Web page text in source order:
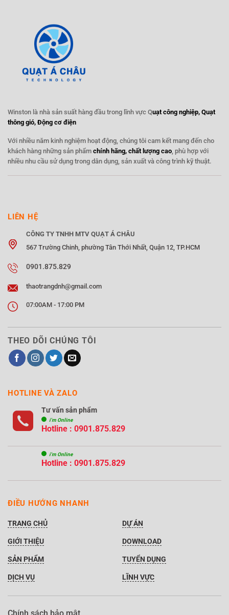
Winston là nhà sản suất hàng đầu trong lĩnh vực Quạt công nghiệp, Quạt
thông gió, Động cơ điện
Với nhiều năm kinh nghiệm hoạt động, chúng tôi cam kết mang đến cho
khách hàng những sản phẩm chính hãng, chất lượng cao, phù hợp với
nhiều nhu cầu sử dụng trong dân dụng, sản xuất và công trình kỹ thuật.
LIÊN HỆ
CÔNG TY TNHH MTV QUẠT Á CHÂU
567 Trường Chinh, phường Tân Thới Nhất, Quận 12, TP.HCM
0901.875.829
thaotrangdnh@gmail.com
07:00AM - 17:00 PM
THEO DÕI CHÚNG TÔI
HOTLINE VÀ ZALO
Tư vấn sản phẩm
i'm Online
Hotline : 0901.875.829
i'm Online
Hotline : 0901.875.829
ĐIỀU HƯỚNG NHANH
TRANG CHỦ
GIỚI THIỆU
SẢN PHẨM
DỊCH VỤ
DỰ ÁN
DOWNLOAD
TUYỂN DỤNG
LĨNH VỰC